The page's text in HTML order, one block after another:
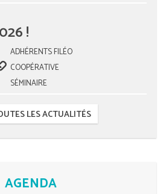
!
ADHÉRENTS FILÉO
COOPÉRATIVE
SÉMINAIRE
LES ACTUALITÉS
AGENDA